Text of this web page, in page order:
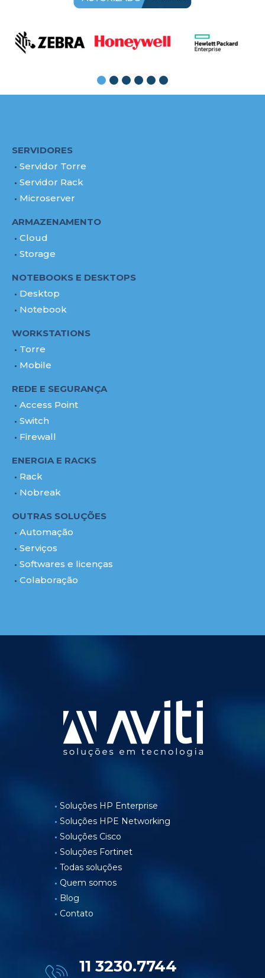
SERVIDORES
Servidor Torre
Servidor Rack
Microserver
ARMAZENAMENTO
Cloud
Storage
NOTEBOOKS E DESKTOPS
Desktop
Notebook
WORKSTATIONS
Torre
Mobile
REDE E SEGURANÇA
Access Point
Switch
Firewall
ENERGIA E RACKS
Rack
Nobreak
OUTRAS SOLUÇÕES
Automação
Serviços
Softwares e licenças
Colaboração
Soluções HP Enterprise
Soluções HPE Networking
Soluções Cisco
Soluções Fortinet
Todas soluções
Quem somos
Blog
Contato
11 3230.7744